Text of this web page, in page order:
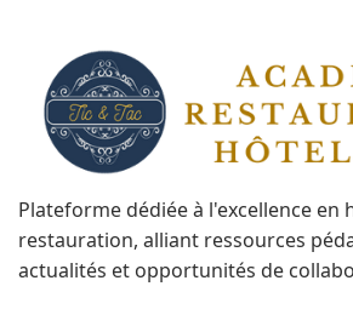
Plateforme dédiée à l'excellence en
restauration, alliant ressources
actualités et opportunités de